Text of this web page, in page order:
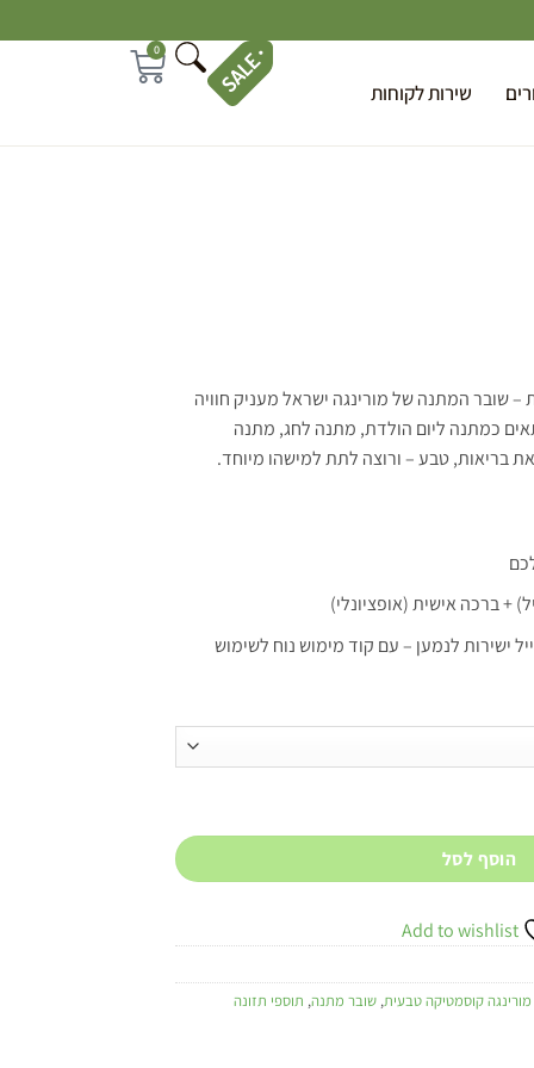
שירות לקוחות
0
שובר המתנה של מורינגה ישראל מעניק חוויה
כמתנה ליום הולדת, מתנה לחג, מתנה
בריאות, טבע – ורוצה לתת למישהו מיוחד.
+ ברכה אישית (אופציונלי)
ישירות לנמען – עם קוד מימוש נוח לשימוש
הוסף לסל
Add to wishlist
מורינגה קוסמטיקה טבעית, שובר מתנה, תוספי תזונה